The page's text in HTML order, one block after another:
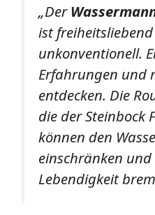
„Der
ist
unkonventionell.
Erfahrungen und
entdecken. Die
die der Steinbock
können den
einschränken
Lebendigkeit